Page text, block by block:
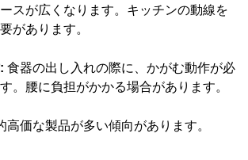
スが広くなります。キッチンの動線を
があります。
食器の出し入れの際に、かがむ動作が必
。腰に負担がかかる場合があります。
高価な製品が多い傾向があります。